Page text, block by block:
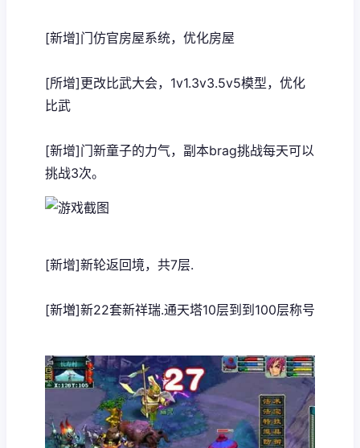
[新增]门仿官房屋系统，优化房屋
[所增]更改比武大会，1v1.3v3.5v5模型，优化
比武
[新增]门新童子的力气，副本brag挑战每天可以
挑战3次。
[新增]新轮返回境，共7层.
[新増]新22套新祥瑞.通天塔10层到到100层称号